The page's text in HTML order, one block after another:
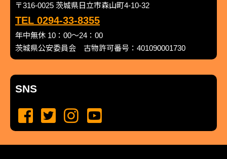
〒316-0025 茨城県日立市森山町4-10-32
TEL 0294-33-8355
年中無休 10：00～24：00
茨城県公安委員会 古物許可番号：401090001730
SNS